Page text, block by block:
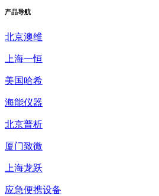
产品导航
北京澳维
上海一恒
美国哈希
海能仪器
北京普析
厦门致微
上海龙跃
应急便携设备